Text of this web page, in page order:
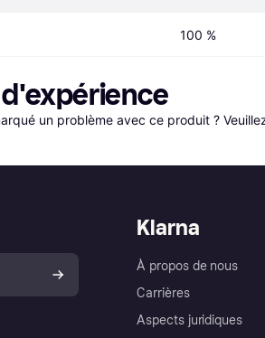
100 %
un problème avec ce produit ?
Klarna
À propos de nous
Carrières
Aspects juridiques